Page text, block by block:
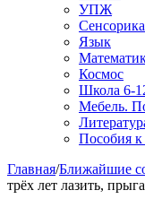
УПЖ
Сенсорика
Язык
Космос
Школа 6-
Мебель.
Пособия
Главная/Ближайшие
трёх лет лазить,